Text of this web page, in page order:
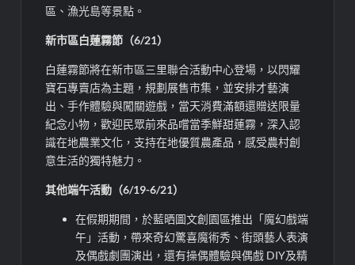
區、漁光島等景點。
新市區白蓮霧節（6/21）
白蓮霧節將在新市區三里聯合活動中心登場，以閃耀
寶石專賣店為主題，規劃展售市集，並安排才藝演
出、手作體驗與闖關遊戲，當天消費滿額還贈送限量
紀念小物，歡迎民眾前來品嚐當季鮮甜蓮霧，深入認
識在地農業文化，支持在地優質農產品，感受農村創
意生活的獨特魅力。
其他端午活動（6/19-6/21）
在假期期間，於藍晒圖文創園區推出「魔幻戲端
午」活動，帶來奇幻驚喜魔術秀、街頭藝人表演
及偶戲劇團演出，還有操偶體驗與偶戲 DIY及精